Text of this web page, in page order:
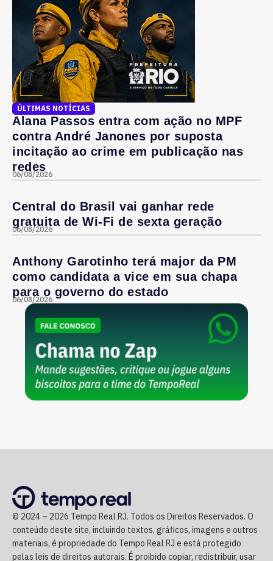
ÚLTIMAS NOTÍCIAS
Alana Passos entra com ação no MPF
contra André Janones por suposta
incitação ao crime em publicação nas
redes
06/08/2026
Central do Brasil vai ganhar rede
gratuita de Wi-Fi de sexta geração
06/08/2026
Anthony Garotinho terá major da PM
como candidata a vice em sua chapa
para o governo do estado
06/08/2026
© 2024 – 2026 Tempo Real RJ. Todos os Direitos Reservados. O
conteúdo deste site, incluindo textos, gráficos, imagens e outros
materiais, é propriedade do Tempo Real RJ e está protegido
pelas leis de direitos autorais. É proibido copiar, redistribuir, usar